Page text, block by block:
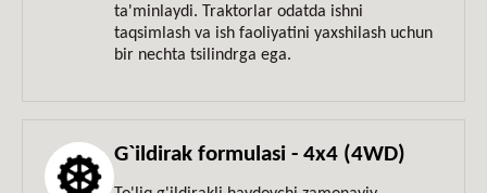
ta'minlaydi. Traktorlar odatda ishni
taqsimlash va ish faoliyatini yaxshilash uchun
bir nechta tsilindrga ega.
G`ildirak formulasi - 4x4 (4WD)